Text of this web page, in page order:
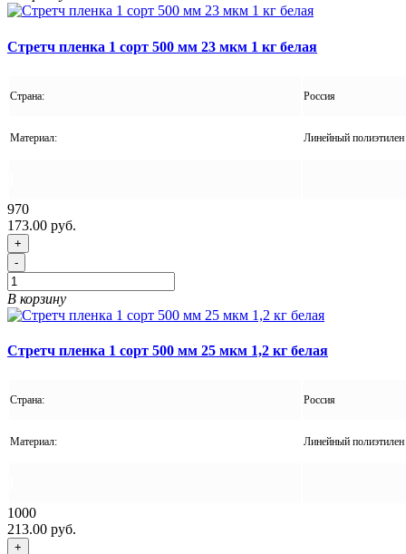
Стретч пленка 1 сорт 500 мм 23 мкм 1 кг белая
Страна: Россия
Материал: Линейный полиэтилен
970
173.00 руб.
+
-
В корзину
Стретч пленка 1 сорт 500 мм 25 мкм 1,2 кг белая
Страна: Россия
Материал: Линейный полиэтилен
1000
213.00 руб.
+